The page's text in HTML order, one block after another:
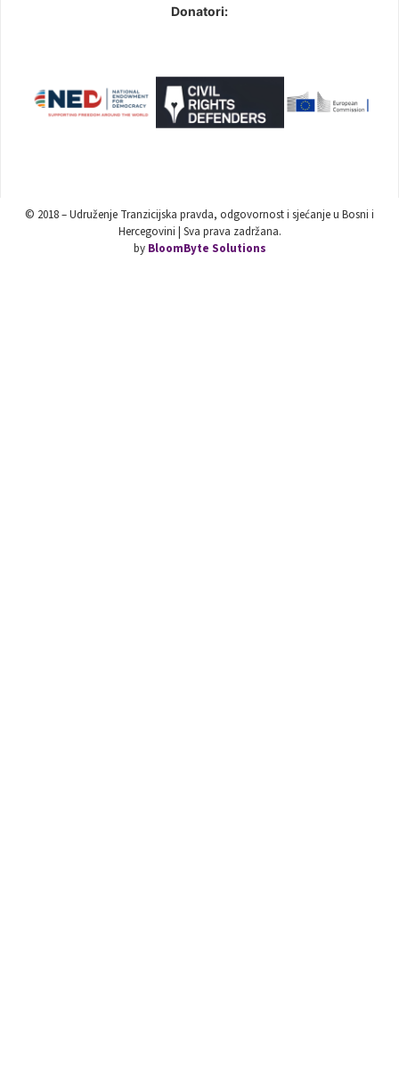
Donatori:
© 2018 – Udruženje Tranzicijska pravda, odgovornost i sjećanje u Bosni i
Hercegovini | Sva prava zadržana.
by BloomByte Solutions